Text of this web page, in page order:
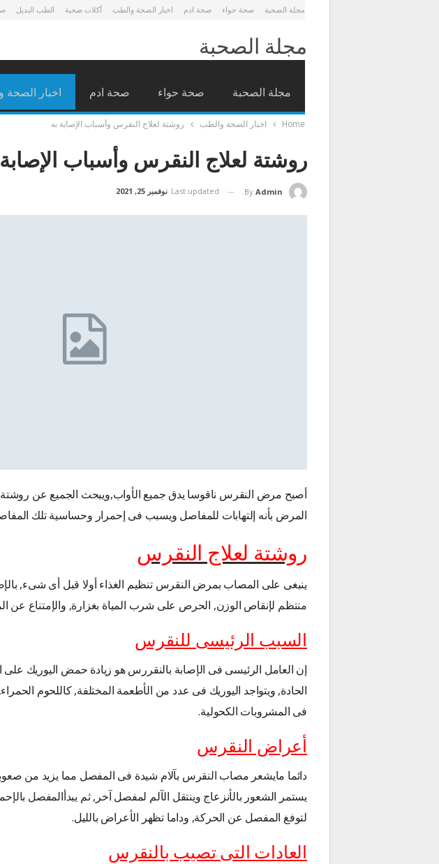
مجلة الصحبة صحة حواء صحة ادم اخبار الصحة والطب أكلات صحية الطب البديل
مجلة الصحبة
مجلة الصحبة صحة حواء صحة ادم اخبار
Home اخبار الصحة والطب روشتة لعلاج النقرس وأسباب الإصابة به
روشتة لعلاج النقرس وأسباب
By Admin
Last updated نوفمبر 25, 2021
أصبح مرض النقرس ناقوسا يدق جميع الأواب,ويبحث الجميع عن
المرض بأنه إلتهابات للمفاصل ويسبب فى إحمرار وحساسية تلك
روشتة لعلاج النقرس
ينبغى على المصاب بمرض النقرس تنظيم الغذاء أولا قبل أى شىء,
منتظم لإنقاص الوزن, الحرص على شرب المياة بغزارة, والإمتناع عن
السبب الرئيسى للنقرس
إن العامل الرئيسى فى الإصابة بالنقررس هو زيادة حمض اليوريك على
الحادة, ويتواجد اليوريك فى عدد من الأطعمة المختلفة, كاللحوم
فى المشروبات الكحولية.
أعراض النقرس
دائما مايشعر مصاب النقرس بآلام شيدة فى المفصل مما يزيد من
يستمر الشعور بالأنزعاج وينتقل الآلم لمفصل آخر, ثم يبدأالمفصل
لتوفغ المفصل عن الحركة, وداما تظهر الأعراض بالليل.
العادات التى تصيب بالنقرس